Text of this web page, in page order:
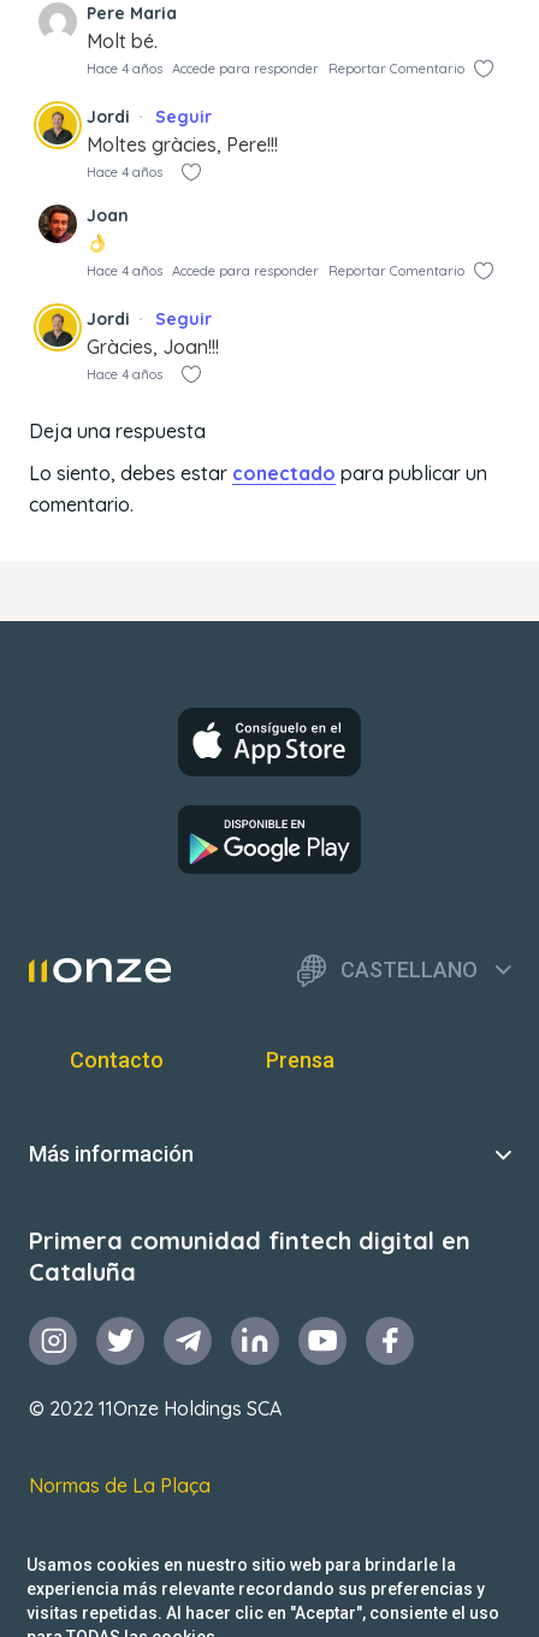
Pere Maria
Molt bé.
Hace 4 años Accede para responder Reportar Comentario
Jordi Seguir
Moltes gràcies, Pere!!!
Hace 4 años
Joan
Hace 4 años Accede para responder Reportar Comentario
Jordi Seguir
Gràcies, Joan!!!
Hace 4 años
Deja una respuesta
Lo siento, debes estar conectado para publicar un
comentario.
CASTELLANO
Contacto Prensa
Más información
Primera comunidad fintech digital en
Cataluña
© 2022 11Onze Holdings SCA
Normas de La Plaça
Política de privacidad
Reclamacions
Usamos cookies en nuestro sitio web para brindarle la
experiencia más relevante recordando sus preferencias y
visitas repetidas. Al hacer clic en "Aceptar", consiente el uso